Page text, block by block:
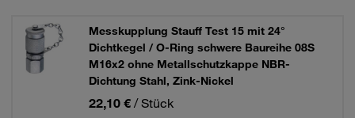
Messkupplung Stauff Test 15 mit 24°
Dichtkegel / O-Ring schwere Baureihe 08S
M16x2 ohne Metallschutzkappe NBR-
Dichtung Stahl, Zink-Nickel
22,10 € / Stück